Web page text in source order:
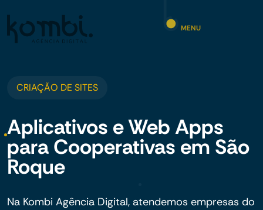
MENU
CRIAÇÃO DE SITES
Aplicativos e Web Apps
para Cooperativas em São
Roque
Na Kombi Agência Digital, atendemos empresas do